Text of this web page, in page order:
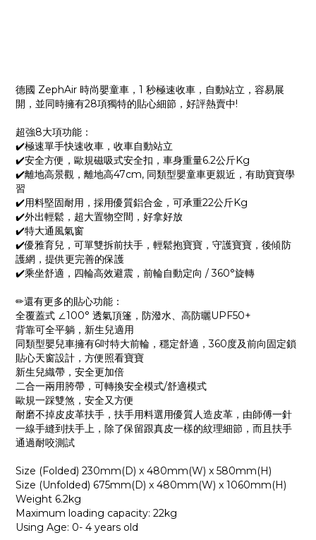
德國 ZephAir 時尚嬰童車，1 秒極速收車，自動站立，容易展
開，並同時擁有28項獨特的貼心細節，好評熱賣中!
超強8大項功能：
✔️極速單手快速收車，收車自動站立
✔️安全方便，歐規磁吸式安全扣，車身重量6.2公斤Kg
✔️離地高景觀，離地高47cm, 同類型嬰童車更親近，有助寶寶學
習
✔️用料堅固耐用，採用優質鋁合金，可承重22公斤Kg
✔️外出輕鬆，超大置物空間，好拿好放
✔️特大通風氣窗
✔️優雅育兒，可單雙拆前扶手，輕鬆抱寶寶，守護寶寶，後傾防
護網，提供更完善的保護
✔️乘坐舒適，四輪高效避震，前輪自動定向 / 360°旋轉
✏還有更多的貼心功能：
全覆蓋式 ∠100° 透氣頂篷，防潑水、高防曬UPF50+
背靠可全平躺，新生兒適用
同類型嬰兒車擁有6吋特大前輪，穩定舒適，360度及前向固定鎖
貼心天窗設計，方便照看寶寶
新生兒織帶，安全更加倍
二合一兩用胯帶，可轉換安全模式/舒適模式
歐規一踩雙煞，安全又方便
耐磨不掉皮皮革扶手，扶手用料選用優質人造皮革，由師傅一針
一線手縫到扶手上，除了保留跟真皮一樣的紋理細節，而且扶手
通過耐咬測試
Size (Folded) 230mm(D) x 480mm(W) x 580mm(H)
Size (Unfolded) 675mm(D) x 480mm(W) x 1060mm(H)
Weight 6.2kg
Maximum loading capacity: 22kg
Using Age: 0- 4 years old